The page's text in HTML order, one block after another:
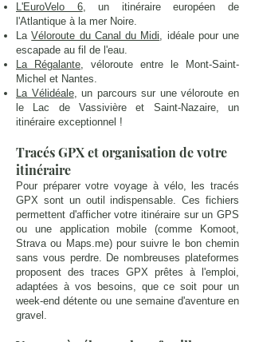
L'EuroVelo 6, un itinéraire européen de
l'Atlantique à la mer Noire.
LaVéloroute du Canal du Midi, idéale pour une
escapade au fil de l'eau.
La Régalante, véloroute entre le Mont-Saint-
Michel et Nantes.
La Vélidéale, un parcours sur une véloroute en
le Lac de Vassivière et Saint-Nazaire, un
itinéraire exceptionnel !
Tracés GPX et organisation de votre
itinéraire
Pour préparer votre voyage à vélo, les tracés
GPX sont un outil indispensable. Ces fichiers
permettent d'afficher votre itinéraire sur un GPS
ou une application mobile (comme Komoot,
Strava ou Maps.me) pour suivre le bon chemin
sans vous perdre. De nombreuses plateformes
proposent des traces GPX prêtes à l'emploi,
adaptées à vos besoins, que ce soit pour un
week-end détente ou une semaine d'aventure en
gravel.